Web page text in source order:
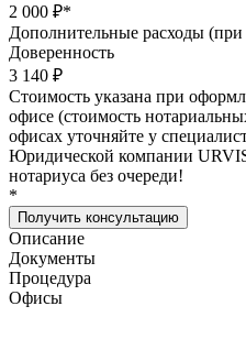
2 000 ₽*
Дополнительные расходы (при
Доверенность
3 140 ₽
Стоимость указана при
офисе (стоимость
офисах уточняйте у
Юридической компании
нотариуса без очереди!
*
Получить консультацию
Описание
Документы
Процедура
Офисы